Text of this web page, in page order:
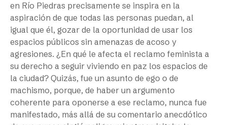
en Río Piedras precisamente se inspira en la
aspiración de que todas las personas puedan, al
igual que él, gozar de la oportunidad de usar los
espacios públicos sin amenazas de acoso y
agresiones. ¿En qué le afecta el reclamo feminista a
su derecho a seguir viviendo en paz los espacios de
la ciudad? Quizás, fue un asunto de ego o de
machismo, porque, de haber un argumento
coherente para oponerse a ese reclamo, nunca fue
manifestado, más allá de su comentario anecdótico